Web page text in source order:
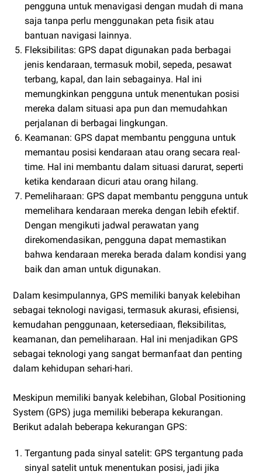
pengguna untuk menavigasi dengan mudah di mana
saja tanpa perlu menggunakan peta fisik atau
bantuan navigasi lainnya.
Fleksibilitas: GPS dapat digunakan pada berbagai
jenis kendaraan, termasuk mobil, sepeda, pesawat
terbang, kapal, dan lain sebagainya. Hal ini
memungkinkan pengguna untuk menentukan posisi
mereka dalam situasi apa pun dan memudahkan
perjalanan di berbagai lingkungan.
Keamanan: GPS dapat membantu pengguna untuk
memantau posisi kendaraan atau orang secara real-
time. Hal ini membantu dalam situasi darurat, seperti
ketika kendaraan dicuri atau orang hilang.
Pemeliharaan: GPS dapat membantu pengguna untuk
memelihara kendaraan mereka dengan lebih efektif.
Dengan mengikuti jadwal perawatan yang
direkomendasikan, pengguna dapat memastikan
bahwa kendaraan mereka berada dalam kondisi yang
baik dan aman untuk digunakan.
Dalam kesimpulannya, GPS memiliki banyak kelebihan
sebagai teknologi navigasi, termasuk akurasi, efisiensi,
kemudahan penggunaan, ketersediaan, fleksibilitas,
keamanan, dan pemeliharaan. Hal ini menjadikan GPS
sebagai teknologi yang sangat bermanfaat dan penting
dalam kehidupan sehari-hari.
Meskipun memiliki banyak kelebihan, Global Positioning
System (GPS) juga memiliki beberapa kekurangan.
Berikut adalah beberapa kekurangan GPS:
Tergantung pada sinyal satelit: GPS tergantung pada
sinyal satelit untuk menentukan posisi, jadi jika